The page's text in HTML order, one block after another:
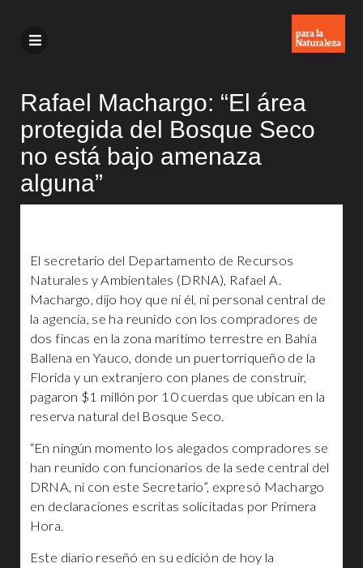
Rafael Machargo: “El área
protegida del Bosque Seco
no está bajo amenaza
alguna”
El secretario del Departamento de Recursos
Naturales y Ambientales (DRNA), Rafael A.
Machargo, dijo hoy que ni él, ni personal central de
la agencia, se ha reunido con los compradores de
dos fincas en la zona marítimo terrestre en Bahía
Ballena en Yauco, donde un puertorriqueño de la
Florida y un extranjero con planes de construir,
pagaron $1 millón por 10 cuerdas que ubican en la
reserva natural del Bosque Seco.
“En ningún momento los alegados compradores se
han reunido con funcionarios de la sede central del
DRNA, ni con este Secretario”, expresó Machargo
en declaraciones escritas solicitadas por Primera
Hora.
Este diario reseñó en su edición de hoy la